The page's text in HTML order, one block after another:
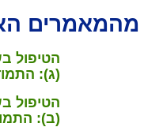
מהמאמרים
הטיפול
(ג):
הטיפול
(ב):